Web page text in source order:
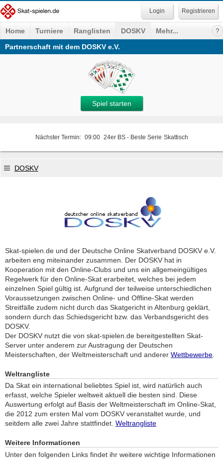
Registrieren
Home Turniere Ranglisten DOSKV
Mehr...
Partnerschaft mit dem DOSKV e.V.
Spiel starten
Nächster Termin: 09:00 24er BS - Beste Serie Skattisch
DOSKV
Skat-spielen.de und der Deutsche Online Skatverband DOSKV e.V.
arbeiten eng miteinander zusammen. Der DOSKV hat in
Kooperation mit den Online-Clubs und uns ein allgemeingültiges
Regelwerk für den Online-Skat erarbeitet, welches bei jedem
einzelnen Spiel gültig ist. Aufgrund der teilweise unterschiedlichen
Voraussetzungen zwischen Online- und Offline-Skat werden
Streitfälle zudem nicht durch das Skatgericht in Altenburg geklärt,
sondern durch das Schiedsgericht bzw. das Verbandsgericht des
DOSKV.
Der DOSKV nutzt die von skat-spielen.de bereitgestellten Skat-
Server unter anderem zur Austragung der Deutschen
Meisterschaften, der Weltmeisterschaft und anderer Wettbewerbe
Weltrangliste
Da Skat ein international beliebtes Spiel ist, wird natürlich auch
erfasst, welche Spieler weltweit aktuell die besten sind. Diese
Auswertung erfolgt auf Basis der Weltmeisterschaft im Online-Skat,
die 2012 zum ersten Mal vom DOSKV veranstaltet wurde, und
seitdem alle zwei Jahre stattfindet. Weltrangliste
Weitere Informationen
Unter den folgenden Links findet ihr weitere wichtige Informationen